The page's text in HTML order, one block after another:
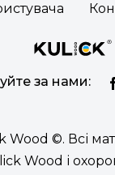
за нами:
Wood ©. Всі
Wood і